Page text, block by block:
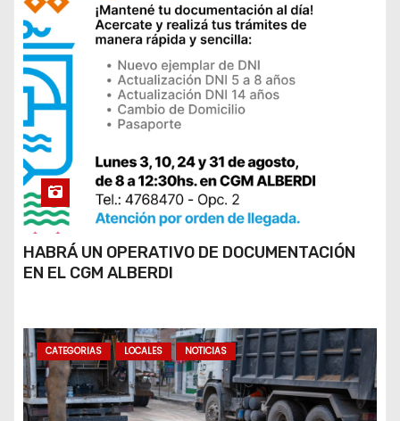
t
r
d
a
s
HABRÁ UN OPERATIVO DE DOCUMENTACIÓN
EN EL CGM ALBERDI
CATEGORIAS LOCALES NOTICIAS